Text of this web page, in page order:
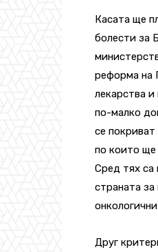
Касата ще
болести за
реформа на
лекарства
по-малко
се
по които ще
Сред тях са
страната
Друг